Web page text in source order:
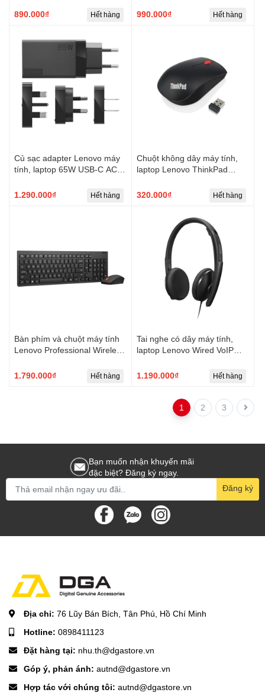
890.000₫
Hết hàng
990.000₫
Hết hàng
Củ sạc adapter Lenovo máy
tính, laptop 65W USB-C AC
1.290.000₫
Hết hàng
Chuột không dây máy tính,
laptop Lenovo ThinkPad
320.000₫
Hết hàng
Bàn phím và chuột máy tính
Lenovo Professional Wireless
Keyboard and Mouse-US
1.790.000₫ Hết hàng
Tai nghe có dây máy tính,
laptop Lenovo Wired VoIP
1.190.000₫
Hết hàng
1 2 3
Bạn muốn nhận khuyến mãi
đặc biệt? Đăng ký ngay.
Đăng ký
Địa chỉ: 76 Lũy Bán Bích, Tân Phú, Hồ Chí Minh
Hotline: 0898411123
Đặt hàng tại: nhu.th@dgastore.vn
Góp ý, phản ánh: autnd@dgastore.vn
Hợp tác với chúng tôi: autnd@dgastore.vn